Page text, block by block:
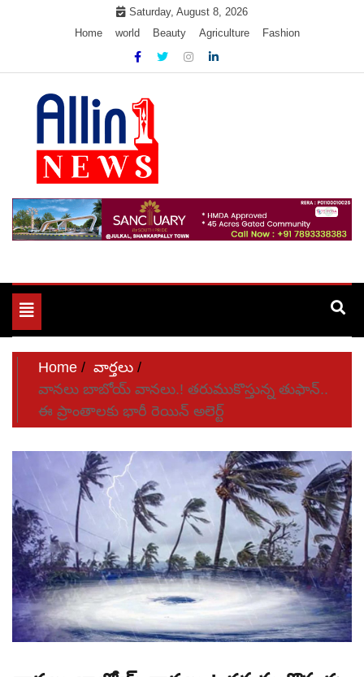
Saturday, August 8, 2026
Home
world Beauty Agriculture Fashion
Allin1news
Toggle
navigation
Home
వార్తలు
వానలు బాబోయ్ వానలు.! తరుముకొస్తున్న తుఫాన్..
ఈ ప్రాంతాలకు భారీ రెయిన్ అలెర్ట్